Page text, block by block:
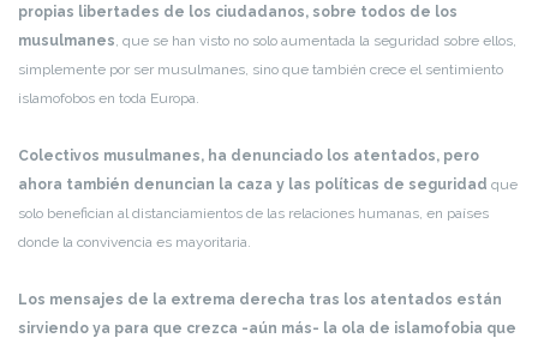
propias libertades de los ciudadanos, sobre todos de los
musulmanes , que se han visto no solo aumentada la seguridad sobre ellos,
simplemente por ser musulmanes, sino que también crece el sentimiento
islamofobos en toda Europa.
Colectivos musulmanes, ha denunciado los atentados, pero
ahora también denuncian la caza y las políticas de seguridad que
solo benefician al distanciamientos de las relaciones humanas, en países
donde la convivencia es mayoritaria.
Los mensajes de la extrema derecha tras los atentados están
sirviendo ya para que crezca -aún más- la ola de islamofobia que